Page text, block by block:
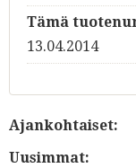
Tämä
13.04.2014
Ajankohtaiset:
Uusimmat: